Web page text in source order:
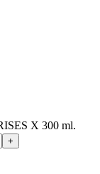
X 300 ml.